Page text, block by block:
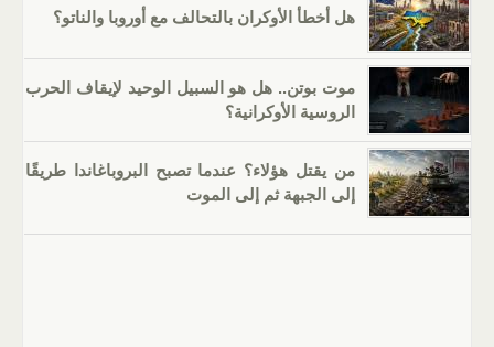
هل أخطأ الأوكران بالتحالف مع أوروبا والناتو؟
موت بوتن.. هل هو السبيل الوحيد لإيقاف الحرب
الروسية الأوكرانية؟
من يقتل هؤلاء؟ عندما تصبح البروباغاندا طريقًا
إلى الجبهة ثم إلى الموت